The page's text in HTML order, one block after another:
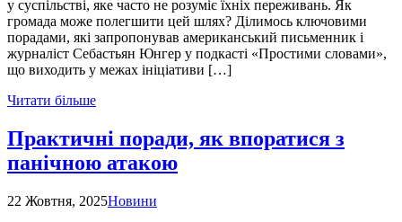
у суспільстві, яке часто не розуміє їхніх переживань. Як
громада може полегшити цей шлях? Ділимось ключовими
порадами, які запропонував американський письменник і
журналіст Себастьян Юнгер у подкасті «Простими словами»,
що виходить у межах ініціативи […]
Читати більше
Практичні поради, як впоратися з
панічною атакою
22 Жовтня, 2025Новини